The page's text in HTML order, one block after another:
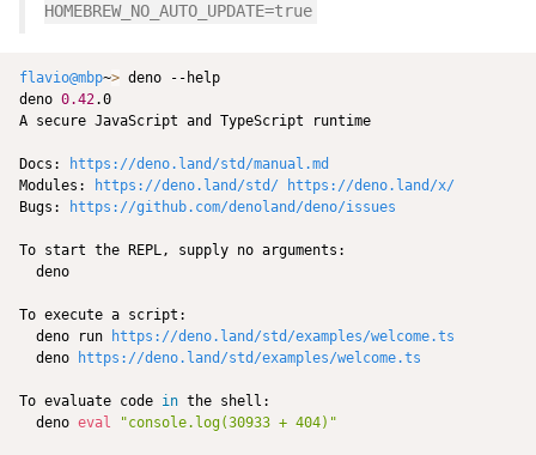
HOMEBREW_NO_AUTO_UPDATE=true
flavio@mbp~> deno --help
deno 0.42.0
A secure JavaScript and TypeScript runtime
Docs:
https://deno.land/std/manual.md
Modules:
https://deno.land/std/
https://deno.land/x/
Bugs:
https://github.com/denoland/deno/issues
To start the REPL, supply no arguments:
  deno
To execute a script:
  deno run
https://deno.land/std/examples/welcome.ts
  deno
https://deno.land/std/examples/welcome.ts
To evaluate code in the shell:
  deno
eval "console.log(30933 + 404)"